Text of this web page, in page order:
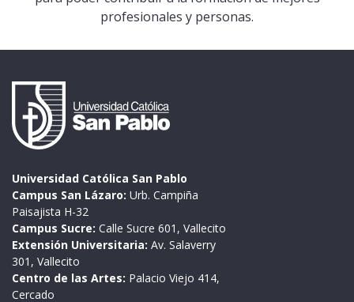
profesionales y personas.
Universidad Católica San Pablo
Campus San Lázaro: Urb. Campiña
Paisajista H-32
Campus Sucre: Calle Sucre 601, Vallecito
Extensión Universitaria: Av. Salaverry
301, Vallecito
Centro de las Artes: Palacio Viejo 414,
Cercado